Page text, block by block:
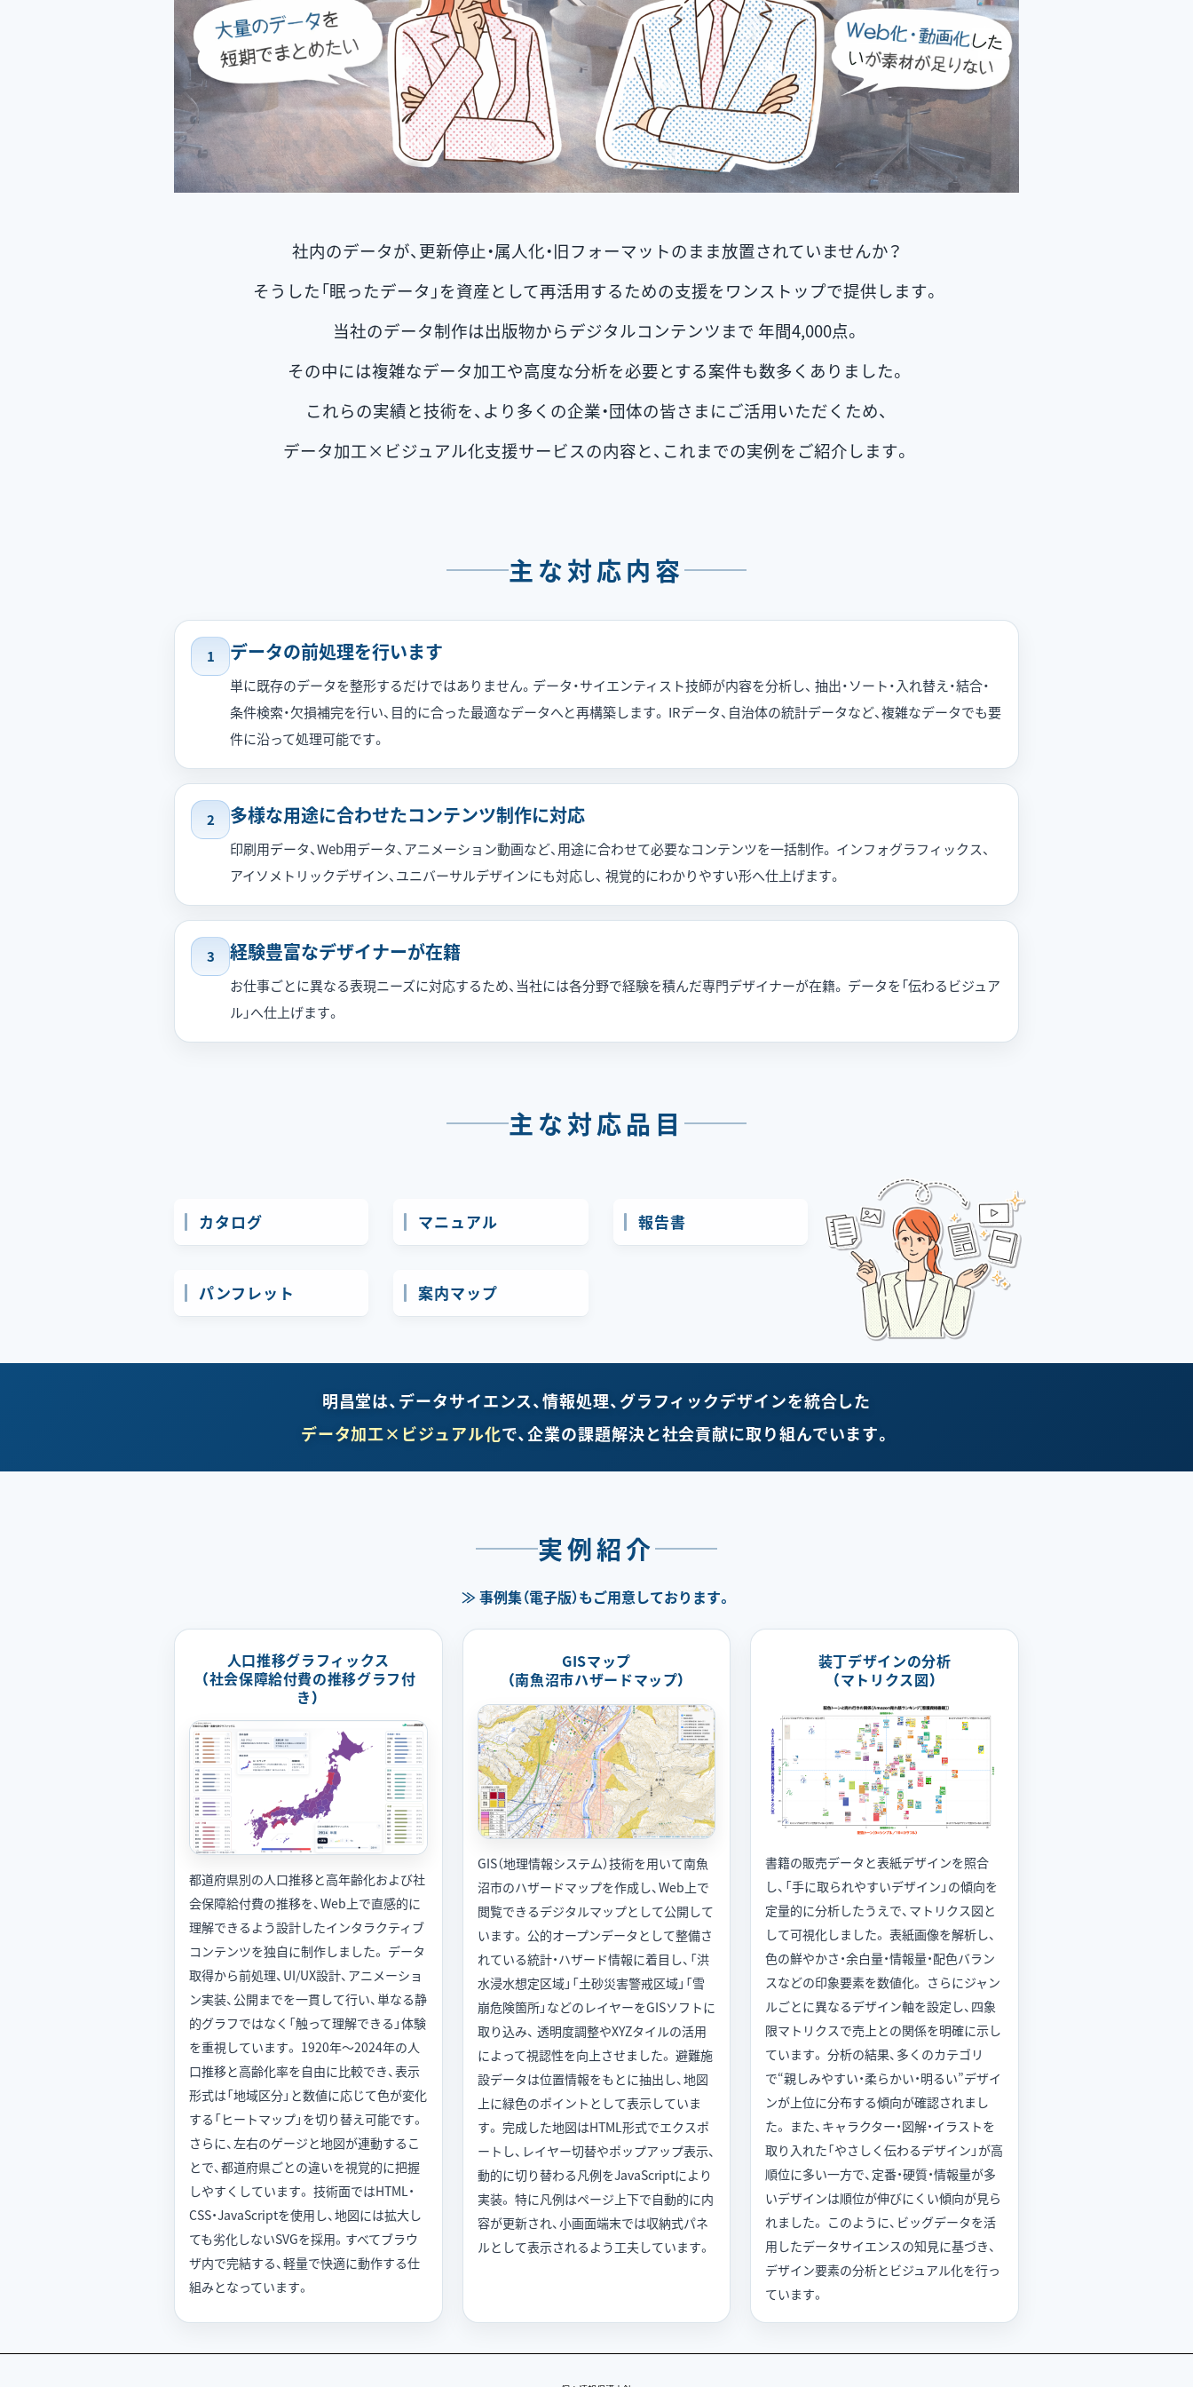
社内のデータが、更新停止・属人化・旧フォーマットのまま放置されていませんか？
そうした「眠ったデータ」を資産として再活用するための支援をワンストップで提供します。
当社のデータ制作は出版物からデジタルコンテンツまで 年間4,000点。
その中には複雑なデータ加工や高度な分析を必要とする案件も数多くありました。
これらの実績と技術を、より多くの企業・団体の皆さまにご活用いただくため、
データ加工×ビジュアル化支援サービスの内容と、これまでの実例をご紹介します。
主な対応内容
1 データの前処理を行います
単に既存のデータを整形するだけではありません。データ・サイエンティスト技師が内容を分析し、 抽出・ソート・入れ替え・結合・
条件検索・欠損補完を行い、目的に合った最適なデータへと再構築します。 IRデータ、自治体の統計データなど、複雑なデータでも要
件に沿って処理可能です。
2 多様な用途に合わせたコンテンツ制作に対応
印刷用データ、Web用データ、アニメーション動画など、用途に合わせて必要なコンテンツを一括制作。 インフォグラフィックス、
アイソメトリックデザイン、ユニバーサルデザインにも対応し、 視覚的にわかりやすい形へ仕上げます。
3 経験豊富なデザイナーが在籍
お仕事ごとに異なる表現ニーズに対応するため、当社には各分野で経験を積んだ専門デザイナーが在籍。 データを「伝わるビジュア
ル」へ仕上げます。
主な対応品目
カタログ マニュアル 報告書
パンフレット 案内マップ
明昌堂は、データサイエンス、情報処理、グラフィックデザインを統合した
データ加工×ビジュアル化で、企業の課題解決と社会貢献に取り組んでいます。
実例紹介
≫ 事例集（電子版）もご用意しております。
人口推移グラフィックス
（社会保障給付費の推移グラフ付
き）
都道府県別の人口推移と高年齢化および社
会保障給付費の推移を、Web上で直感的に
理解できるよう設計したインタラクティブ
コンテンツを独自に制作しました。 データ
取得から前処理、UI/UX設計、アニメーショ
ン実装、公開までを一貫して行い、単なる静
的グラフではなく「触って理解できる」体験
を重視しています。 1920年〜2024年の人
口推移と高齢化率を自由に比較でき、表示
形式は「地域区分」と数値に応じて色が変化
する「ヒートマップ」を切り替え可能です。
さらに、左右のゲージと地図が連動するこ
とで、都道府県ごとの違いを視覚的に把握
しやすくしています。 技術面ではHTML・
CSS・JavaScriptを使用し、地図には拡大し
ても劣化しないSVGを採用。すべてブラウ
ザ内で完結する、軽量で快適に動作する仕
組みとなっています。
GISマップ
（南魚沼市ハザードマップ）
GIS（地理情報システム）技術を用いて南魚
沼市のハザードマップを作成し、Web上で
閲覧できるデジタルマップとして公開して
います。 公的オープンデータとして整備さ
れている統計・ハザード情報に着目し、「洪
水浸水想定区域」「土砂災害警戒区域」「雪
崩危険箇所」などのレイヤーをGISソフトに
取り込み、 透明度調整やXYZタイルの活用
によって視認性を向上させました。 避難施
設データは位置情報をもとに抽出し、地図
上に緑色のポイントとして表示していま
す。 完成した地図はHTML形式でエクスポ
ートし、レイヤー切替やポップアップ表示、
動的に切り替わる凡例をJavaScriptにより
実装。 特に凡例はページ上下で自動的に内
容が更新され、小画面端末では収納式パネ
ルとして表示されるよう工夫しています。
装丁デザインの分析
（マトリクス図）
書籍の販売データと表紙デザインを照合
し、「手に取られやすいデザイン」の傾向を
定量的に分析したうえで、マトリクス図と
して可視化しました。 表紙画像を解析し、
色の鮮やかさ・余白量・情報量・配色バラン
スなどの印象要素を数値化。 さらにジャン
ルごとに異なるデザイン軸を設定し、四象
限マトリクスで売上との関係を明確に示し
ています。 分析の結果、多くのカテゴリ
で“親しみやすい・柔らかい・明るい”デザイ
ンが上位に分布する傾向が確認されまし
た。 また、キャラクター・図解・イラストを
取り入れた「やさしく伝わるデザイン」が高
順位に多い一方で、定番・硬質・情報量が多
いデザインは順位が伸びにくい傾向が見ら
れました。 このように、ビッグデータを活
用したデータサイエンスの知見に基づき、
デザイン要素の分析とビジュアル化を行っ
ています。